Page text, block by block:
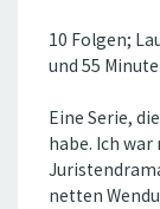
10 Folgen;
und 55
Eine Serie,
habe. Ich
netten